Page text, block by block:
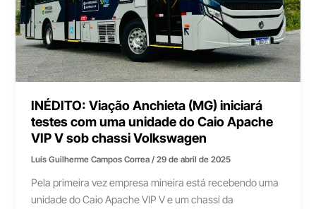
INÉDITO: Viação Anchieta (MG) iniciará
testes com uma unidade do Caio Apache
VIP V sob chassi Volkswagen
Luís Guilherme Campos Correa/29 de abril de 2025
Pela primeira vez empresa mineira está recebendo uma
unidade do Caio Apache VIP V e um chassi da